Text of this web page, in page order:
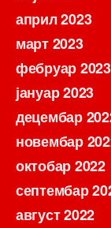
април 2023
март 2023
фебруар 2023
јануар 2023
децембар
новембар
октобар 2022
септембар
август 2022